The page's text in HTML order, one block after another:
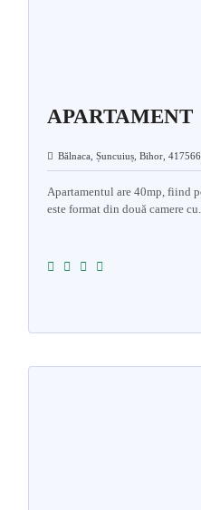
APARTAMENT
Bălnaca, Șuncuiuș, Bihor,
Apartamentul are 40mp, fiind
este format din două camere